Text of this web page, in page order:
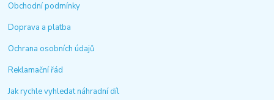
Obchodní podmínky
Doprava a platba
Ochrana osobních údajů
Reklamační řád
Jak rychle vyhledat náhradní díl